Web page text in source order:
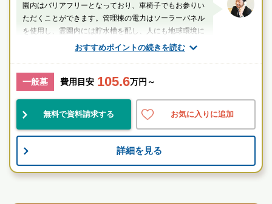
おすすめポイントの続きを読む
園内はバリアフリーとなっており、車椅子でもお参りい
ただくことができます。管理棟の電力はソーラーパネル
を使用し、霊園内には貯水槽を配し、人にも地球環境に
も優しいつくりとなっています。
山口（業界歴20年以上）
千葉県
民営 自然豊 宗教不問
お墓のことなら何でもご相談ください
現地を見学して実際の雰囲気をお確かめください
一般墓 費用目安 105.6万円～
無料で資料請求する お気に入りに追加
詳細を見る